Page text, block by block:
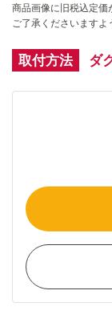
商品画像に旧税込定価
ご了承くださいますよ
取付方法 ダ